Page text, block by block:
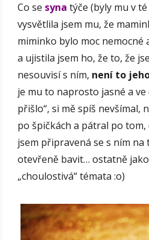
Co se syna týče (byly mu v
vysvětlila jsem mu, že
miminko bylo moc nemocné
a ujistila jsem ho, že to, že
nesouvisí s ním, není to
je mu to naprosto jasné a ve
přišlo“, si mě spíš nevšímal,
po špičkách a pátral po tom,
jsem připravená se s ním
otevřeně bavit… ostatně
„choulostivá“ témata :o)